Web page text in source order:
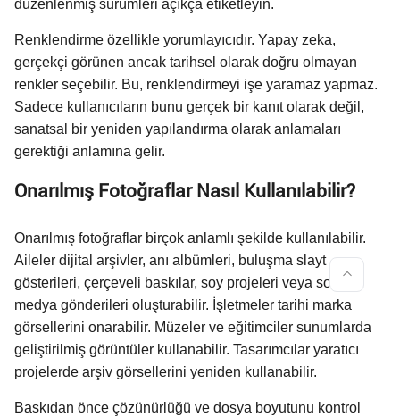
düzenlenmiş sürümleri açıkça etiketleyin.
Renklendirme özellikle yorumlayıcıdır. Yapay zeka,
gerçekçi görünen ancak tarihsel olarak doğru olmayan
renkler seçebilir. Bu, renklendirmeyi işe yaramaz yapmaz.
Sadece kullanıcıların bunu gerçek bir kanıt olarak değil,
sanatsal bir yeniden yapılandırma olarak anlamaları
gerektiği anlamına gelir.
Onarılmış Fotoğraflar Nasıl Kullanılabilir?
Onarılmış fotoğraflar birçok anlamlı şekilde kullanılabilir.
Aileler dijital arşivler, anı albümleri, buluşma slayt
gösterileri, çerçeveli baskılar, soy projeleri veya sosyal
medya gönderileri oluşturabilir. İşletmeler tarihi marka
görsellerini onarabilir. Müzeler ve eğitimciler sunumlarda
geliştirilmiş görüntüler kullanabilir. Tasarımcılar yaratıcı
projelerde arşiv görsellerini yeniden kullanabilir.
Baskıdan önce çözünürlüğü ve dosya boyutunu kontrol